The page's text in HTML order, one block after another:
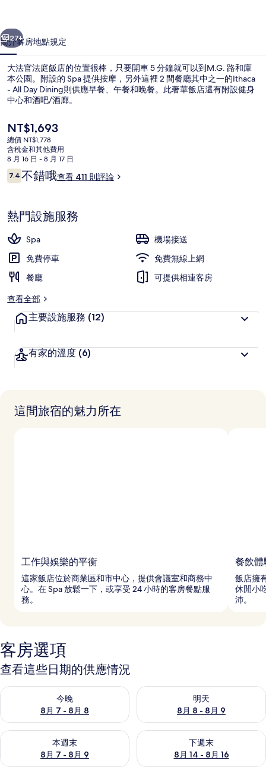
的
相
片
集
個 下一個
27+
簡介客房地點規定
大法官法庭飯店的位置很棒，只要開車 5 分鐘就可以到M.G. 路和庫
本公園。附設的 Spa 提供按摩，另外這裡 2 間餐廳其中之一的Ithaca
- All Day Dining則供應早餐、午餐和晚餐。此奢華飯店還有附設健身
中心和酒吧/酒廊。
目
前
的
價
格
是
NT$1,693
總價 NT$1,778
含稅金和其他費用
8 月 16 日 - 8 月 17 日
評
論
7.47.4 分，滿分 10 分，
不錯哦查看 411 則評論
熱門設施服務
Spa
機場接送
免費停車
免費無線上網
餐廳
可提供相連客房
查看全部
主要設施服務 (12)
有家的溫度 (6)
這間旅宿的魅力所在
工作與娛樂的平衡
這家飯店位於商業區和市中心，提供會議室和商務中
心。在 Spa 放鬆一下，或享受 24 小時的客房餐點服
務。
餐飲體
飯店擁
休閒小
沛。
客房選項
查看這些日期的供應情況
今晚
8月 7 - 8月 8
查看今晚 (8月 7 - 8月 8) 的供應情況
明天
8月 8 - 8月 9
查看明天 (8月 8 - 8月 9) 的供
本週末
8月 7 - 8月 9
查看本週末 (8月 7 - 8月 9) 的供應情況
下週末
8月 14 - 8月 16
查看下週末 (8月 14 - 8月 16)